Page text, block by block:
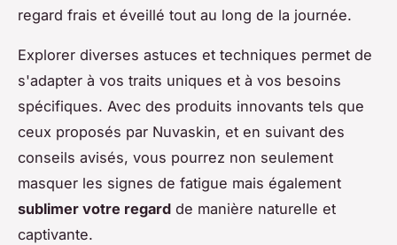
regard frais et éveillé tout au long de la journée.
Explorer diverses astuces et techniques permet de
s'adapter à vos traits uniques et à vos besoins
spécifiques. Avec des produits innovants tels que
ceux proposés par Nuvaskin, et en suivant des
conseils avisés, vous pourrez non seulement
masquer les signes de fatigue mais également
sublimer votre regard de manière naturelle et
captivante.